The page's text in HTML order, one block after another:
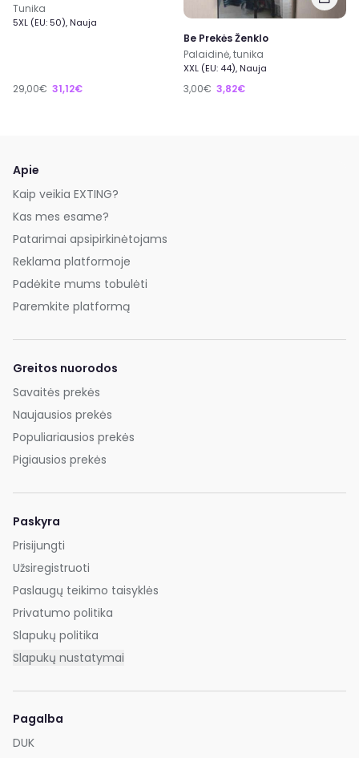
Tunika
5XL (EU: 50), Nauja
29,00€ 31,12€
Be Prekės Ženklo
Palaidinė, tunika
XXL (EU: 44), Nauja
3,00€ 3,82€
Apie
Kaip veikia EXTING?
Kas mes esame?
Patarimai apsipirkinėtojams
Reklama platformoje
Padėkite mums tobulėti
Paremkite platformą
Greitos nuorodos
Savaitės prekės
Naujausios prekės
Populiariausios prekės
Pigiausios prekės
Paskyra
Prisijungti
Užsiregistruoti
Paslaugų teikimo taisyklės
Privatumo politika
Slapukų politika
Slapukų nustatymai
Pagalba
DUK